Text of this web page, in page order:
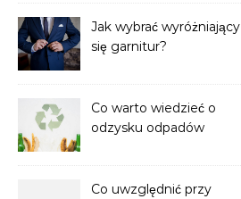
Jak wybrać wyróżniający
się garnitur?
Co warto wiedzieć o
odzysku odpadów
Co uwzględnić przy